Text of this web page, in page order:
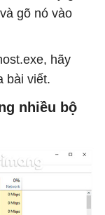
gõ nó vào
hãy
bài viết.
nhiều bộ